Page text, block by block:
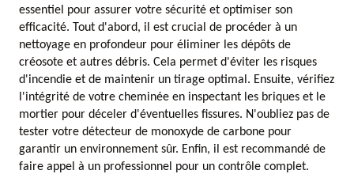
essentiel pour assurer votre sécurité et optimiser son
efficacité. Tout d'abord, il est crucial de procéder à un
nettoyage en profondeur pour éliminer les dépôts de
créosote et autres débris. Cela permet d'éviter les risques
d'incendie et de maintenir un tirage optimal. Ensuite, vérifiez
l'intégrité de votre cheminée en inspectant les briques et le
mortier pour déceler d'éventuelles fissures. N'oubliez pas de
tester votre détecteur de monoxyde de carbone pour
garantir un environnement sûr. Enfin, il est recommandé de
faire appel à un professionnel pour un contrôle complet.